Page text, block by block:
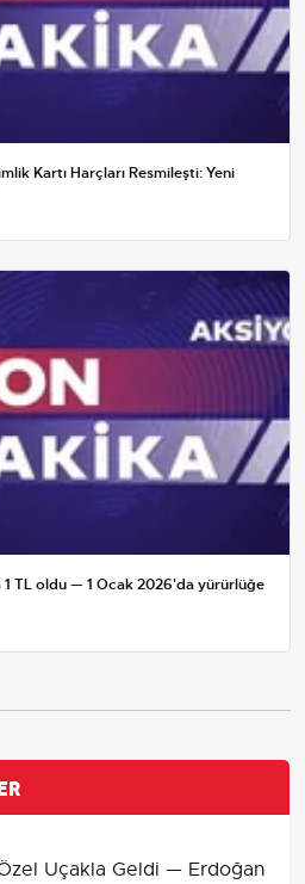
Kartı Harçları Resmileşti: Yeni
TL oldu — 1 Ocak 2026'da yürürlüğe
Uçakla Geldi — Erdoğan